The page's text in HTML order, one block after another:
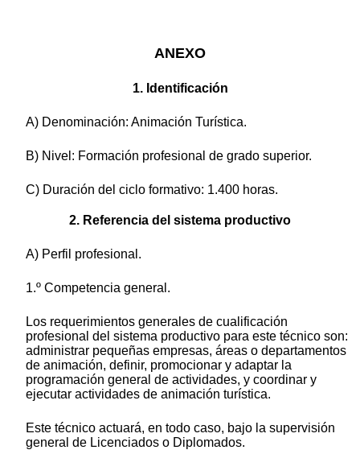
ANEXO
1. Identificación
A) Denominación: Animación Turística.
B) Nivel: Formación profesional de grado superior.
C) Duración del ciclo formativo: 1.400 horas.
2. Referencia del sistema productivo
A) Perfil profesional.
1.º Competencia general.
Los requerimientos generales de cualificación
profesional del sistema productivo para este técnico son:
administrar pequeñas empresas, áreas o departamentos
de animación, definir, promocionar y adaptar la
programación general de actividades, y coordinar y
ejecutar actividades de animación turística.
Este técnico actuará, en todo caso, bajo la supervisión
general de Licenciados o Diplomados.